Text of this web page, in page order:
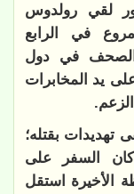
لقي رولدوس
في الرابع
وأعلنت الصحف في دول
يد المخابرات
بقتله؛
كان السفر على
الأخيرة استقل